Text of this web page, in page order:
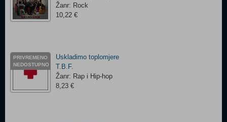
Žanr: Rock
10,22 €
PRIVREMENO
NEDOSTUPNO
Uskladimo toplomjere
T.B.F.
Žanr: Rap i Hip-hop
8,23 €